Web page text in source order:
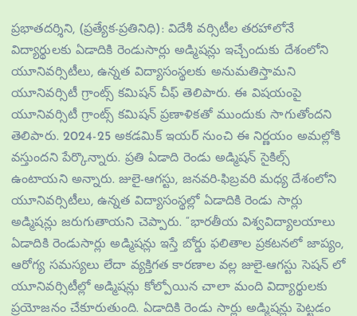
ప్రభాతదర్శిని, (ప్రత్యేక-ప్రతినిధి): విదేశీ వర్సిటీల తరహాలోనే
విద్యార్థులకు ఏడాదికి రెండుసార్లు అడ్మిషన్లు ఇచ్చేందుకు దేశంలోని
యూనివర్సిటీలు, ఉన్నత విద్యాసంస్థలకు అనుమతిస్తామని
యూనివర్సిటీ గ్రాంట్స్ కమిషన్ చీఫ్ తెలిపారు. ఈ విషయంపై
యూనివర్సిటీ గ్రాంట్స్ కమిషన్ ప్రణాళికతో ముందుకు సాగుతోందని
తెలిపారు. 2024-25 అకడమిక్ ఇయర్ నుంచి ఈ నిర్ణయం అమల్లోకి
వస్తుందని పేర్కొన్నారు. ప్రతి ఏడాది రెండు అడ్మిషన్ సైకిల్స్
ఉంటాయని అన్నారు. జులై-ఆగస్టు, జనవరి-ఫిబ్రవరి మధ్య దేశంలోని
యూనివర్సిటీలు, ఉన్నత విద్యాసంస్థల్లో ఏడాదికి రెండు సార్లు
అడ్మిషన్లు జరుగుతాయని చెప్పారు. “భారతీయ విశ్వవిద్యాలయాలు
ఏడాదికి రెండుసార్లు అడ్మిషన్లు ఇస్తే బోర్డు ఫలితాల ప్రకటనలో జాప్యం,
ఆరోగ్య సమస్యలు లేదా వ్యక్తిగత కారణాల వల్ల జులై-ఆగస్టు సెషన్‌ లో
యూనివర్సిటీల్లో అడ్మిషన్లు కోల్పోయిన చాలా మంది విద్యార్థులకు
ప్రయోజనం చేకూరుతుంది. ఏడాదికి రెండు సార్లు అడ్మిషన్లు పెట్టడం